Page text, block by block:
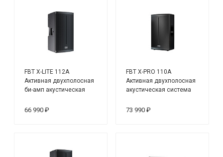
FBT X-LITE 112A
Активная двухполосная
би-амп акустическая
66 990 ₽
FBT X-PRO 110A
Активная двухполосная
акустическая система
73 990 ₽